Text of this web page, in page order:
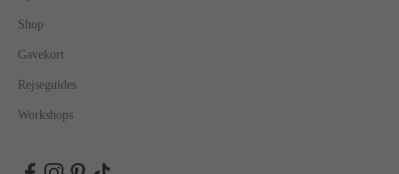
Shop
Gavekort
Rejseguides
Workshops